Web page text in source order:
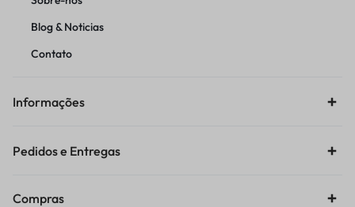
Blog & Noticias
Contato
Informações
Pedidos e Entregas
Compras